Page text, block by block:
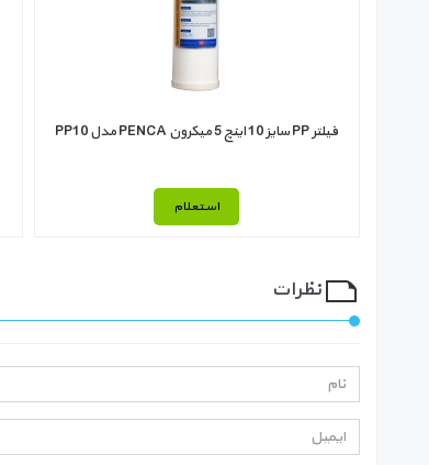
فیلتر PP سایز 10 اینچ 5 میکرون PENCA مدل PP10
استعلام
نظرات